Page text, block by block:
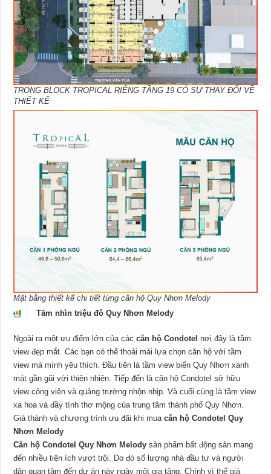
TRONG BLOCK TROPICAL RIÊNG TẦNG 19 CÓ SỰ THAY ĐỔI VỀ
THIẾT KẾ
Mặt bằng thiết kế chi tiết từng căn hộ Quy Nhơn Melody
Tầm nhìn triệu đô Quy Nhơn Melody
Ngoài ra một ưu điểm lớn của cáccăn hộ Condotel nơi đây là tầm
view đẹp mắt. Các bạn có thể thoải mái lựa chọn căn hộ với tầm
view mà mình yêu thích. Đầu tiên là tầm view biển Quy Nhơn xanh
mát gần gũi với thiên nhiên. Tiếp đến là căn hộ Condotel sở hữu
view công viên và quảng trường nhộn nhịp. Và cuối cùng là tầm view
xa hoa và đầy tính thơ mộng của trung tâm thành phố Quy Nhơn.
Giá thành và chương trình ưu đãi khi muacăn hộ Condotel Quy
Nhơn Melody
Căn hộ Condotel Quy Nhơn Melody sản phẩm bất động sản mang
đến nhiều tiện ích vượt trội. Do đó số lượng nhà đầu tư và người
dân quan tâm đến dự án này ngày một gia tăng. Chính vì thế giá